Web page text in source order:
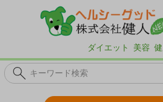
ダイエット 美容